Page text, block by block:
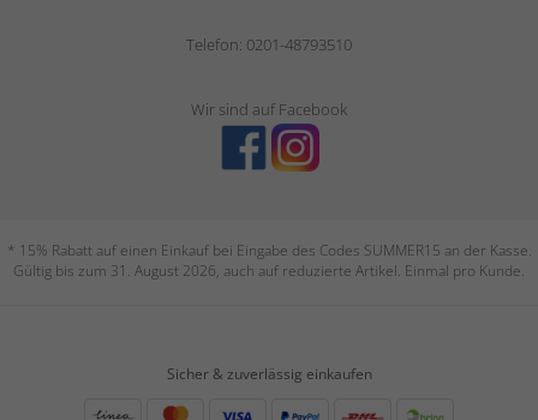
Telefon: 0201-48793510
Wir sind auf Facebook
* 15% Rabatt auf einen Einkauf bei Eingabe des Codes SUMMER15 an der Kasse.
Gültig bis zum 31. August 2026, auch auf reduzierte Artikel. Einmal pro Kunde.
Sicher & zuverlässig einkaufen